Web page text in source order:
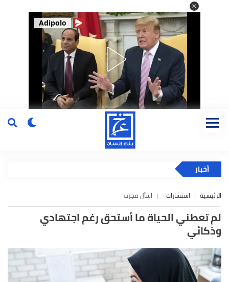
Adipolo
أخبار
الرئيسية استشارات اسأل مجرب
لم تعطني الحياة ما أستحق رغم اجتهادي
وذكائي